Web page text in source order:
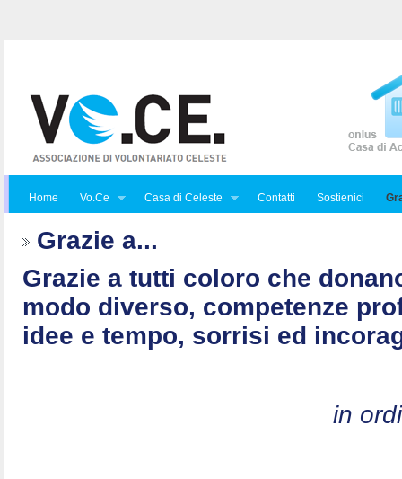
Home Vo.Ce Casa di Celeste Contatti Sostienici
Grazie a...
Grazie a tutti coloro che
modo diverso, competenze
idee e tempo, sorrisi ed
in